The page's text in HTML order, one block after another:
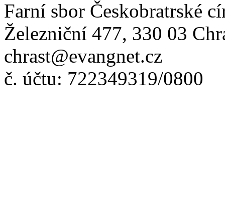
Farní sbor Českobratrské
Železniční 477, 330 03
chrast@evangnet.cz
č. účtu: 722349319/0800